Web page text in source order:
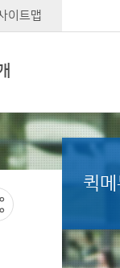
이트맵
퀵